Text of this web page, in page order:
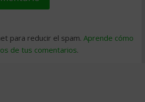
para reducir el spam. Aprende cómo
de tus comentarios.